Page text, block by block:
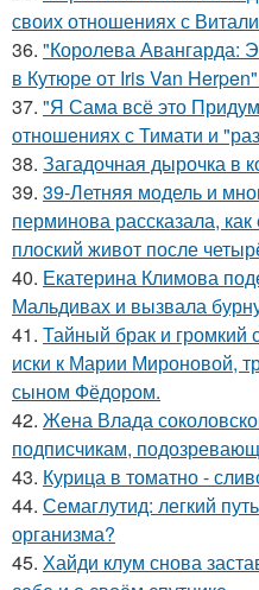
своих отношениях с
36. "Королева Авангарда:
в Кутюре от Iris Van
37. "Я Сама всё это
отношениях с Тимати и
38. Загадочная дырочка в
39. 39-Летняя модель и
перминова рассказала,
плоский живот после
40. Екатерина Климова
Мальдивах и вызвала
41. Тайный брак и громкий
иски к Марии Мироновой,
сыном Фёдором.
42. Жена Влада
подписчикам,
43. Курица в томатно -
44. Семаглутид: легкий
организма?
45. Хайди клум снова